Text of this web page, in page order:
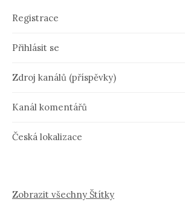
Registrace
Přihlásit se
Zdroj kanálů (příspěvky)
Kanál komentářů
Česká lokalizace
Zobrazit všechny Štítky